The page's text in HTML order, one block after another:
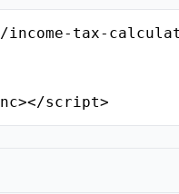
tax-
script>